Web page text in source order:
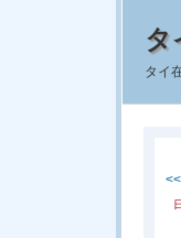
タ
タイ
<<
日